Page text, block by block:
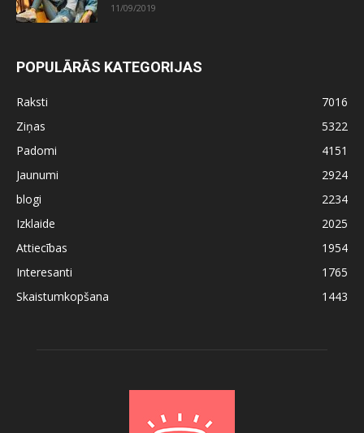
11/09/2019
POPULĀRĀS KATEGORIJAS
Raksti
7016
Ziņas
5322
Padomi
4151
Jaunumi
2924
blogi
2234
Izklaide
2025
Attiecības
1954
Interesanti
1765
Skaistumkopšana
1443